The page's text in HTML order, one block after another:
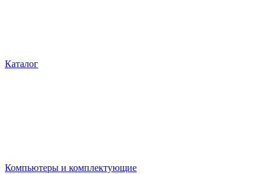
Каталог
Компьютеры и комплектующие